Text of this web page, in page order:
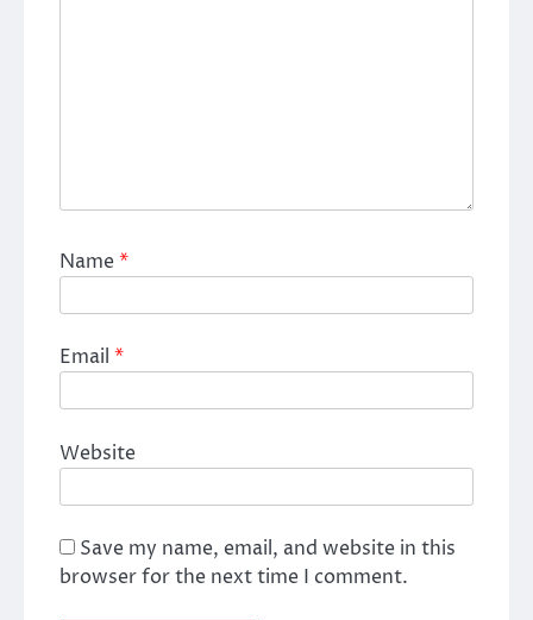
Name*
Email *
Website
Save my name, email, and website in this
browser for the next time I comment.